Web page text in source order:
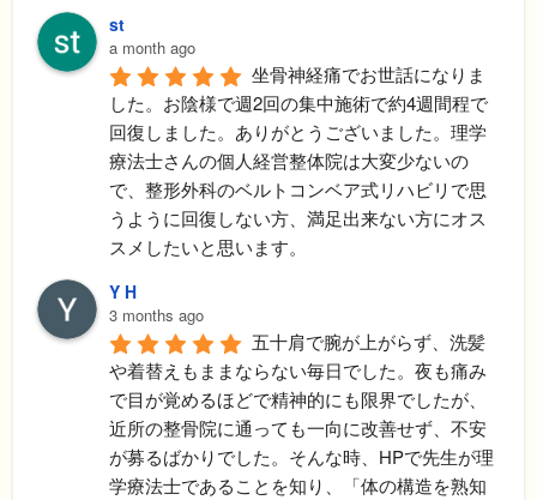
st
a month ago
坐骨神経痛でお世話になりま
した。お陰様で週2回の集中施術で約4週間程で
回復しました。ありがとうございました。理学
療法士さんの個人経営整体院は大変少ないの
で、整形外科のベルトコンベア式リハビリで思
うように回復しない方、満足出来ない方にオス
スメしたいと思います。
Y H
3 months ago
五十肩で腕が上がらず、洗髪
や着替えもままならない毎日でした。夜も痛み
で目が覚めるほどで精神的にも限界でしたが、
近所の整骨院に通っても一向に改善せず、不安
が募るばかりでした。​そんな時、HPで先生が理
学療法士であることを知り、「体の構造を熟知